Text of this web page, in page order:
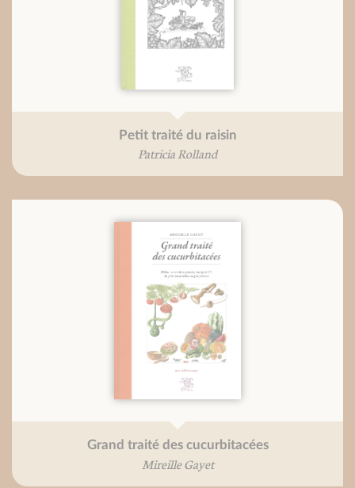
Petit traité du raisin
Patricia Rolland
Grand traité des cucurbitacées
Mireille Gayet